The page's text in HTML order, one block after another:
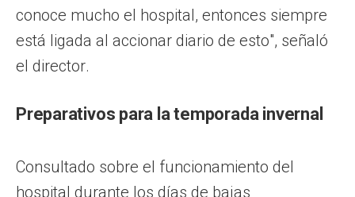
conoce mucho el hospital, entonces siempre
está ligada al accionar diario de esto", señaló
el director.
Preparativos para la temporada invernal
Consultado sobre el funcionamiento del
hospital durante los días de bajas